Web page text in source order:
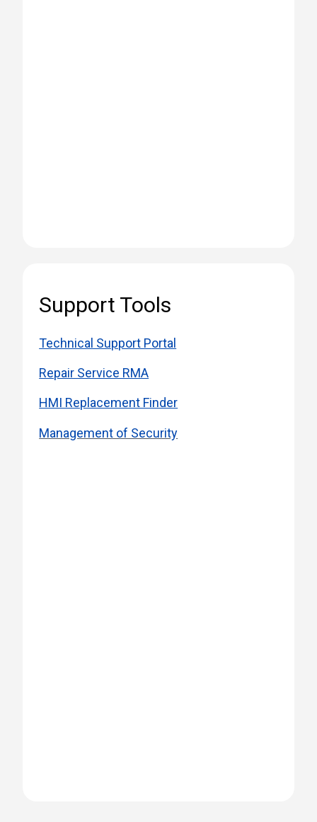
Support Tools
Technical Support Portal
Repair Service RMA
HMI Replacement Finder
Management of Security